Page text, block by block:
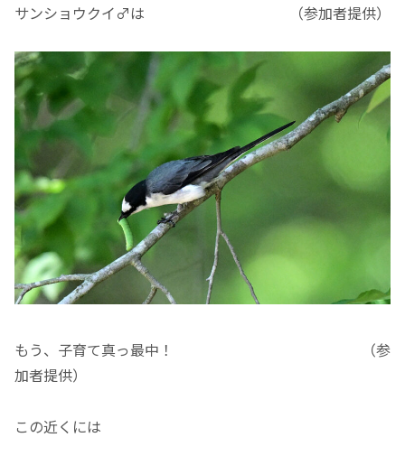
サンショウクイ♂は （参加者提供）
もう、子育て真っ最中！ （参
加者提供）
この近くには